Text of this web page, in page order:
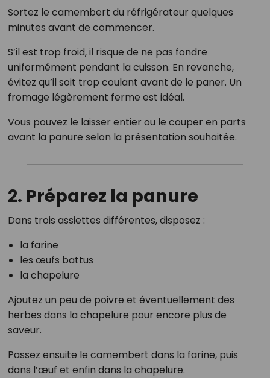
Sortez le camembert du réfrigérateur quelques
minutes avant de commencer.
S’il est trop froid, il risque de ne pas fondre
uniformément pendant la cuisson. En revanche,
évitez qu’il soit trop coulant avant de le paner. Un
fromage légèrement ferme est idéal.
Vous pouvez le laisser entier ou le couper en parts
avant la panure selon la présentation souhaitée.
2. Préparez la panure
Dans trois assiettes différentes, disposez :
la farine
les œufs battus
la chapelure
Ajoutez un peu de poivre et éventuellement des
herbes dans la chapelure pour encore plus de
saveur.
Passez ensuite le camembert dans la farine, puis
dans l’œuf et enfin dans la chapelure.